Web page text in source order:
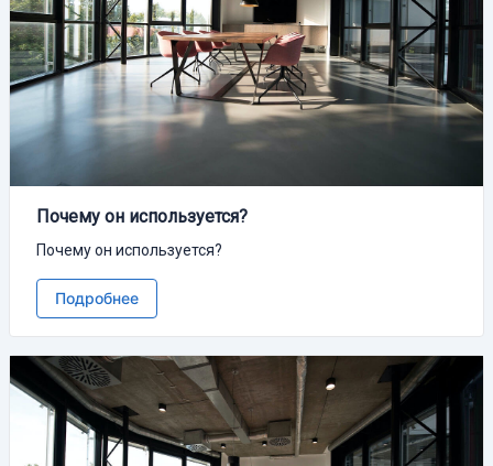
Почему он используется?
Почему он используется?
Подробнее